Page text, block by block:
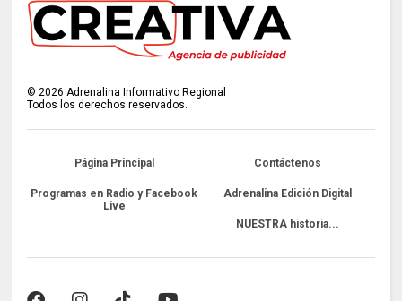
©2026 Adrenalina Informativo Regional
Todos los derechos reservados.
Página Principal Contáctenos
Programas en Radio y Facebook
Live
Adrenalina Edición Digital
NUESTRA historia...